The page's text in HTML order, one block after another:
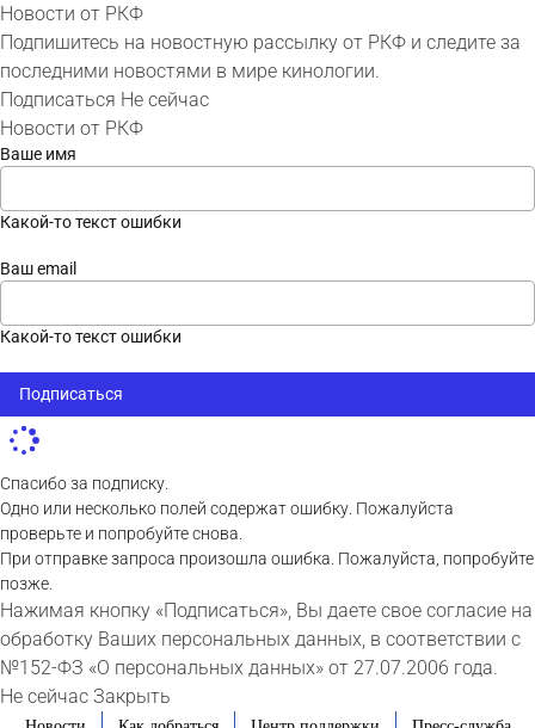
Новости от РКФ
Подпишитесь на новостную рассылку от РКФ и следите за
последними новостями в мире кинологии.
Подписаться Не сейчас
Новости от РКФ
Ваше имя
Какой-то текст ошибки
Ваш email
Какой-то текст ошибки
Подписаться
Спасибо за подписку.
Одно или несколько полей содержат ошибку. Пожалуйста
проверьте и попробуйте снова.
При отправке запроса произошла ошибка. Пожалуйста, попробуйте
позже.
Нажимая кнопку «Подписаться», Вы даете свое согласие на
обработку Ваших персональных данных, в соответствии с
№152-ФЗ «О персональных данных» от 27.07.2006 года.
Не сейчас Закрыть